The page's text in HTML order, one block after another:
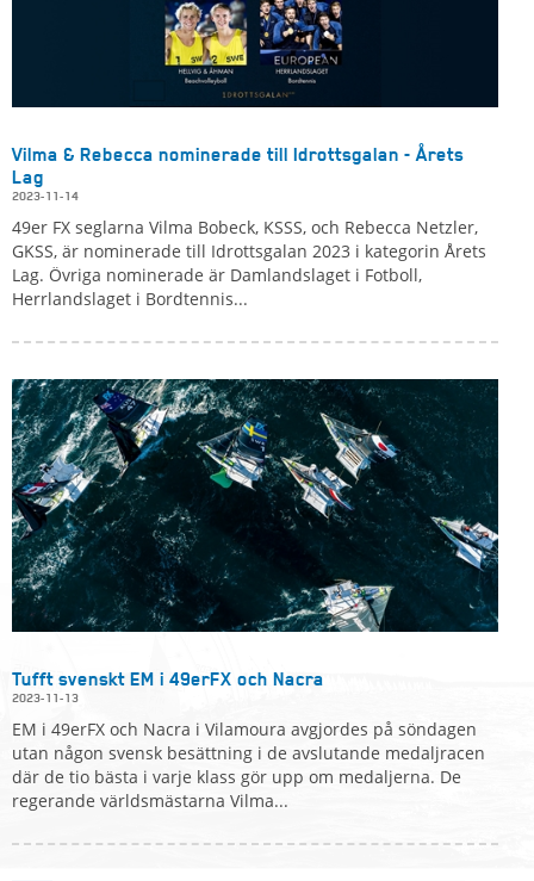
Vilma & Rebecca nominerade till Idrottsgalan - Årets
Lag
2023-11-14
49er FX seglarna Vilma Bobeck, KSSS, och Rebecca Netzler,
GKSS, är nominerade till Idrottsgalan 2023 i kategorin Årets
Lag. Övriga nominerade är Damlandslaget i Fotboll,
Herrlandslaget i Bordtennis...
Tufft svenskt EM i 49erFX och Nacra
2023-11-13
EM i 49erFX och Nacra i Vilamoura avgjordes på söndagen
utan någon svensk besättning i de avslutande medaljracen
där de tio bästa i varje klass gör upp om medaljerna. De
regerande världsmästarna Vilma...